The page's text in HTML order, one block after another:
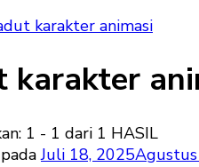
karakter animasi
karakter
1 - 1 dari 1 HASIL
Juli 18, 2025